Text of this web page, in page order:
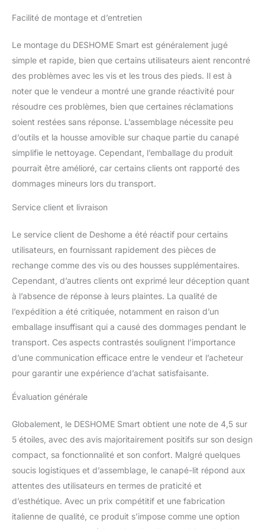
de poids de 250 kg
Oeko-Tex est hydrofuge
et déhoussable, beau à
voir, doux à caresser et
facile à nettoyer : utilisez
un chiffon doux
humidifié avec des
solutions d'eau et de
savon et nettoyez
doucement les taches
jusqu'à ce que la saleté
soit complètement retirée
DIMENSIONS:
accoudoirs relevés 123
cm – Hauteur du matelas
13 cm – Capacité de
poids : 250 kg. Montage
simple du dossier et des
pieds requis
Facilité de montage et d’entretien
Le montage du DESHOME Smart est généralement jugé
simple et rapide, bien que certains utilisateurs aient rencontré
des problèmes avec les vis et les trous des pieds. Il est à
noter que le vendeur a montré une grande réactivité pour
résoudre ces problèmes, bien que certaines réclamations
soient restées sans réponse. L’assemblage nécessite peu
d’outils et la housse amovible sur chaque partie du canapé
simplifie le nettoyage. Cependant, l’emballage du produit
pourrait être amélioré, car certains clients ont rapporté des
dommages mineurs lors du transport.
Service client et livraison
Le service client de Deshome a été réactif pour certains
utilisateurs, en fournissant rapidement des pièces de
rechange comme des vis ou des housses supplémentaires.
Cependant, d’autres clients ont exprimé leur déception quant
à l’absence de réponse à leurs plaintes. La qualité de
l’expédition a été critiquée, notamment en raison d’un
emballage insuffisant qui a causé des dommages pendant le
transport. Ces aspects contrastés soulignent l’importance
d’une communication efficace entre le vendeur et l’acheteur
pour garantir une expérience d’achat satisfaisante.
Évaluation générale
Globalement, le DESHOME Smart obtient une note de 4,5 sur
5 étoiles, avec des avis majoritairement positifs sur son design
compact, sa fonctionnalité et son confort. Malgré quelques
soucis logistiques et d’assemblage, le canapé-lit répond aux
attentes des utilisateurs en termes de praticité et
d’esthétique. Avec un prix compétitif et une fabrication
italienne de qualité, ce produit s’impose comme une option